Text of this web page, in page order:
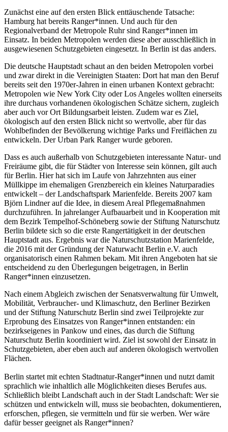
Zunächst eine auf den ersten Blick enttäuschende Tatsache:
Hamburg hat bereits Ranger*innen. Und auch für den
Regionalverband der Metropole Ruhr sind Ranger*innen im
Einsatz. In beiden Metropolen werden diese aber ausschließlich in
ausgewiesenen Schutzgebieten eingesetzt. In Berlin ist das anders.
Die deutsche Hauptstadt schaut an den beiden Metropolen vorbei
und zwar direkt in die Vereinigten Staaten: Dort hat man den Beruf
bereits seit den 1970er-Jahren in einen urbanen Kontext gebracht:
Metropolen wie New York City oder Los Angeles wollten einerseits
ihre durchaus vorhandenen ökologischen Schätze sichern, zugleich
aber auch vor Ort Bildungsarbeit leisten. Zudem war es Ziel,
ökologisch auf den ersten Blick nicht so wertvolle, aber für das
Wohlbefinden der Bevölkerung wichtige Parks und Freiflächen zu
entwickeln. Der Urban Park Ranger wurde geboren.
Dass es auch außerhalb von Schutzgebieten interessante Natur- und
Freiräume gibt, die für Städter von Interesse sein können, gilt auch
für Berlin. Hier hat sich im Laufe von Jahrzehnten aus einer
Müllkippe im ehemaligen Grenzbereich ein kleines Naturparadies
entwickelt – der Landschaftspark Marienfelde. Bereits 2007 kam
Björn Lindner auf die Idee, in diesem Areal Pflegemaßnahmen
durchzuführen. In jahrelanger Aufbauarbeit und in Kooperation mit
dem Bezirk Tempelhof-Schöneberg sowie der Stiftung Naturschutz
Berlin bildete sich so die erste Rangertätigkeit in der deutschen
Hauptstadt aus. Ergebnis war die Naturschutzstation Marienfelde,
die 2016 mit der Gründung der Naturwacht Berlin e.V. auch
organisatorisch einen Rahmen bekam. Mit ihren Angeboten hat sie
entscheidend zu den Überlegungen beigetragen, in Berlin
Ranger*innen einzusetzen.
Nach einem Abgleich zwischen der Senatsverwaltung für Umwelt,
Mobilität, Verbraucher- und Klimaschutz, den Berliner Bezirken
und der Stiftung Naturschutz Berlin sind zwei Teilprojekte zur
Erprobung des Einsatzes von Ranger*innen entstanden: ein
bezirkseigenes in Pankow und eines, das durch die Stiftung
Naturschutz Berlin koordiniert wird. Ziel ist sowohl der Einsatz in
Schutzgebieten, aber eben auch auf anderen ökologisch wertvollen
Flächen.
Berlin startet mit echten Stadtnatur-Ranger*innen und nutzt damit
sprachlich wie inhaltlich alle Möglichkeiten dieses Berufes aus.
Schließlich bleibt Landschaft auch in der Stadt Landschaft: Wer sie
schützen und entwickeln will, muss sie beobachten, dokumentieren,
erforschen, pflegen, sie vermitteln und für sie werben. Wer wäre
dafür besser geeignet als Ranger*innen?